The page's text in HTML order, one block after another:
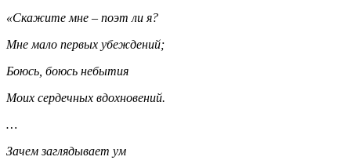
«Скажите мне – поэт ли я?
Мне мало первых убеждений;
Боюсь, боюсь небытия
Моих сердечных вдохновений.
…
Зачем заглядывает ум